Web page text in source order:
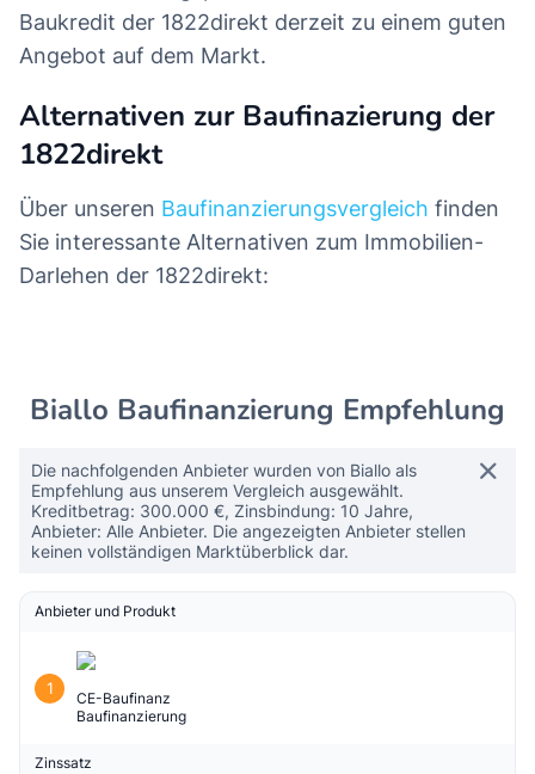
Baukredit der 1822direkt derzeit zu einem guten
Angebot auf dem Markt.
Alternativen zur Baufinazierung der
1822direkt
Über unseren Baufinanzierungsvergleich finden
Sie interessante Alternativen zum Immobilien-
Darlehen der 1822direkt:
Biallo Baufinanzierung Empfehlung
Die nachfolgenden Anbieter wurden von Biallo als
Empfehlung aus unserem Vergleich ausgewählt.
Kreditbetrag: 300.000 €, Zinsbindung: 10 Jahre,
Anbieter: Alle Anbieter. Die angezeigten Anbieter stellen
keinen vollständigen Marktüberblick dar.
Anbieter und Produkt
1
CE-Baufinanz
Baufinanzierung
Zinssatz